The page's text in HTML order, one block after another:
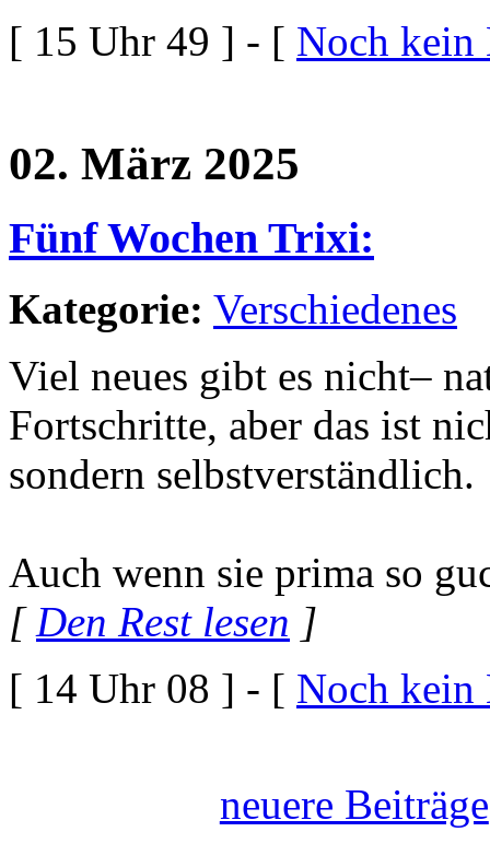
[ 15 Uhr 49 ] - [ Noch kein
02. März 2025
Fünf Wochen Trixi:
Kategorie: Verschiedenes
Viel neues gibt es nicht–
Fortschritte, aber das ist
sondern selbstverständlich.
Auch wenn sie prima so
[Den Rest lesen ]
[ 14 Uhr 08 ] - [ Noch kein
neuere Beiträge